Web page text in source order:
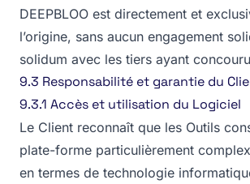
DEEPBLOO est directement et
l’origine, sans aucun engagement
solidum avec les tiers ayant
9.3 Responsabilité et garantie du
9.3.1 Accès et utilisation du Logiciel
Le Client reconnaît que les Outils
plate-forme particulièrement
en termes de technologie